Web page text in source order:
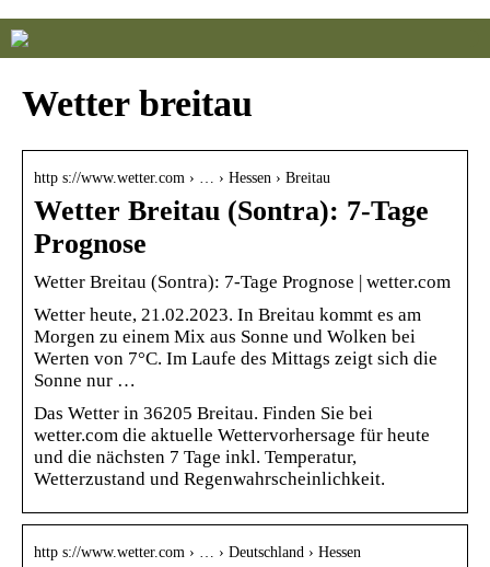
Wetter breitau
http s://www.wetter.com › … › Hessen › Breitau
Wetter Breitau (Sontra): 7-Tage
Prognose
Wetter Breitau (Sontra): 7-Tage Prognose | wetter.com
Wetter heute, 21.02.2023. In Breitau kommt es am
Morgen zu einem Mix aus Sonne und Wolken bei
Werten von 7°C. Im Laufe des Mittags zeigt sich die
Sonne nur …
Das Wetter in 36205 Breitau. Finden Sie bei
wetter.com die aktuelle Wettervorhersage für heute
und die nächsten 7 Tage inkl. Temperatur,
Wetterzustand und Regenwahrscheinlichkeit.
http s://www.wetter.com › … › Deutschland › Hessen